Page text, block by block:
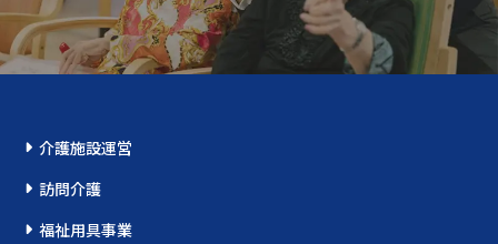
介護施設運営
訪問介護
福祉用具事業